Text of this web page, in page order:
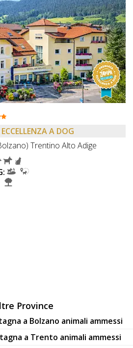
ECCELLENZA A DOG
Trentino Alto Adige
Province
a Bolzano animali ammessi
a Trento animali ammessi